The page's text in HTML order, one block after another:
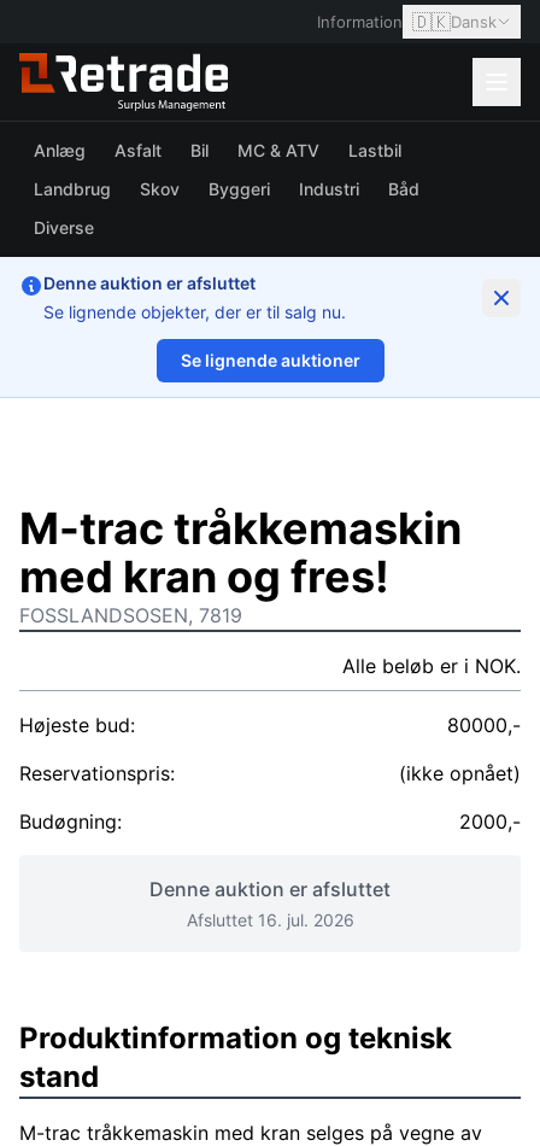
Information 🇩🇰Dansk
Anlæg Asfalt Bil MC & ATV
Lastbil
Landbrug
Skov Byggeri Industri
Båd
Diverse
Denne auktion er afsluttet
Se lignende objekter, der er til salg nu.
Se lignende auktioner
1/36
M-trac tråkkemaskin
med kran og fres!
FOSSLANDSOSEN, 7819
Alle beløb er i NOK.
Højeste bud:
80000,-
Reservationspris:
(ikke opnået)
Budøgning:
2000,-
Denne auktion er afsluttet
Afsluttet 16. jul. 2026
Produktinformation og teknisk
stand
M-trac tråkkemaskin med kran selges på vegne av